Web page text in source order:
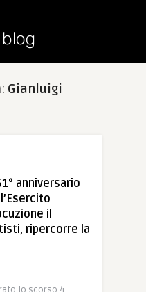
Gianluigi
anniversario
il
ripercorre la